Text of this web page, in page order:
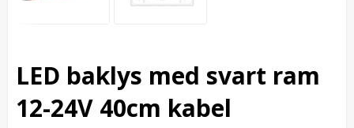
LED baklys med svart ram
12-24V 40cm kabel